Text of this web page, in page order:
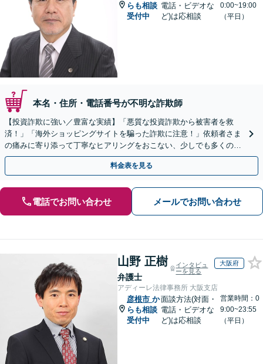
らも相談
受付中
電話・ビデオな
ど)は応相談
0:00~19:00
（平日）
本名・住所・電話番号が不明な詐欺師
【投資詐欺に強い／豊富な実績】「悪質な投資詐欺から被害者を救
済！」「海外ショッピングサイトを騙った詐欺に注意！」依頼者さま
の痛みに寄り添って丁寧なヒアリングをおこない、少しでも多くの返
金が得られるよう尽力します！
料金表を見る
電話でお問い合わせ メールでお問い合わせ
山野 正樹
弁護士
インタビュ
ーを見る
大阪府
アディーレ法律事務所 大阪支店
彦根市 か
らも相談
受付中
面談方法(対面・
電話・ビデオな
ど)は応相談
営業時間：0
9:00~23:55
（平日）